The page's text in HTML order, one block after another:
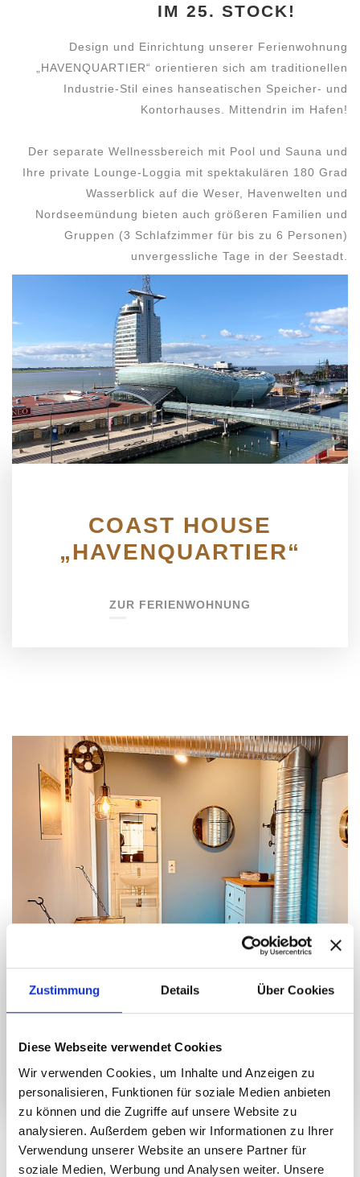
Zustimmung Details Über Cookies
Diese Webseite verwendet Cookies
Wir verwenden Cookies, um Inhalte und Anzeigen zu
personalisieren, Funktionen für soziale Medien anbieten
zu können und die Zugriffe auf unsere Website zu
analysieren. Außerdem geben wir Informationen zu Ihrer
Verwendung unserer Website an unsere Partner für
soziale Medien, Werbung und Analysen weiter. Unsere
IM 25. STOCK!
Design und Einrichtung unserer Ferienwohnung
„HAVENQUARTIER“ orientieren sich am traditionellen
Industrie-Stil eines hanseatischen Speicher- und
Kontorhauses. Mittendrin im Hafen!
Der separate Wellnessbereich mit Pool und Sauna und
Ihre private Lounge-Loggia mit spektakulären 180 Grad
Wasserblick auf die Weser, Havenwelten und
Nordseemündung bieten auch größeren Familien und
Gruppen (3 Schlafzimmer für bis zu 6 Personen)
unvergessliche Tage in der Seestadt.
COAST HOUSE
„HAVENQUARTIER“
ZUR FERIENWOHNUNG
COAST HOUSE
„RIVER DOCKS“
ZUR FERIENWOHNUNG
MARITIME ZEITREISE MIT
STIL